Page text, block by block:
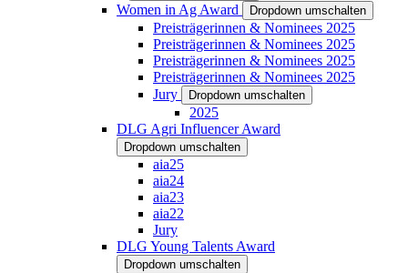
Women in Ag Award Dropdown umschalten
Preisträgerinnen & Nominees 2025
Preisträgerinnen & Nominees 2025
Preisträgerinnen & Nominees 2025
Preisträgerinnen & Nominees 2025
Jury
Dropdown umschalten
2025
DLG Agri Influencer Award
Dropdown umschalten
aia25
aia24
aia23
aia22
Jury
DLG Young Talents Award
Dropdown umschalten